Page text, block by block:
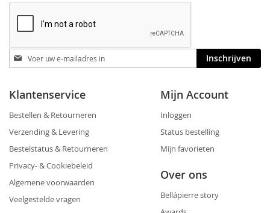
Blijf
op
hoogte
Inschrijven
Klantenservice
Bestellen & Retourneren
Verzending & Levering
Bestelstatus & Retourneren
Privacy- & Cookiebeleid
Algemene voorwaarden
Veelgestelde vragen
Mijn Account
Inloggen
Status bestelling
Mijn favorieten
Over ons
Bellápierre story